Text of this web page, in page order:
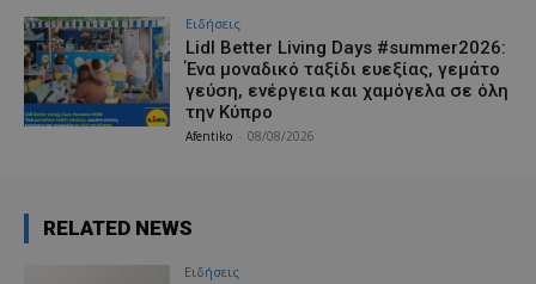
Ειδήσεις
Lidl Better Living Days #summer2026:
Ένα μοναδικό ταξίδι ευεξίας, γεμάτο
γεύση, ενέργεια και χαμόγελα σε όλη
την Κύπρο
Afentiko 08/08/2026
RELATED NEWS
Ειδήσεις